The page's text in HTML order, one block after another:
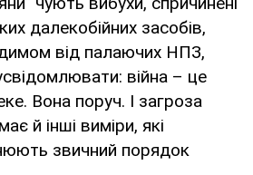
далекобійних засобів,
від палаючих НПЗ,
війна – це
Вона поруч. І загроза
й інші виміри, які
звичний порядок